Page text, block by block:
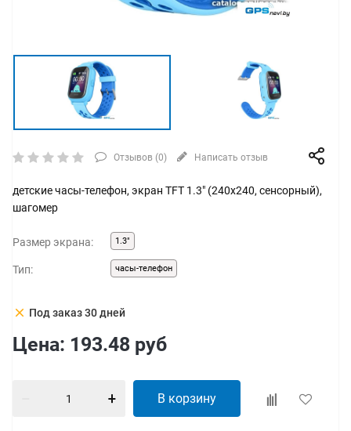
Отзывов (0) Написать отзыв
детские часы-телефон, экран TFT 1.3" (240x240, сенсорный),
шагомер
Размер экрана: 1.3"
Тип: часы-телефон
clear Под заказ 30 дней
Цена: 193.48 руб
В корзину